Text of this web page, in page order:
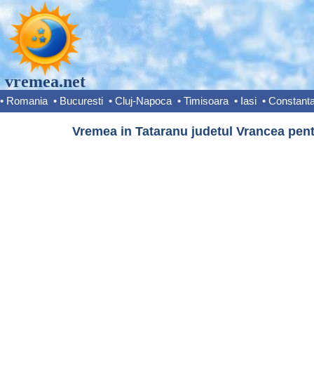
vremea.net
• Romania • Bucuresti • Cluj-Napoca • Timisoara • Iasi •
Vremea in Tataranu judetul Vrancea